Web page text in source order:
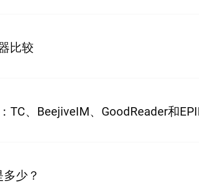
比较
TC、BeejiveIM、GoodReader和
少？